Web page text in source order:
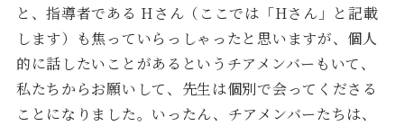
と、指導者である Hさん（ここでは「Hさん」と記載
します）も焦っていらっしゃったと思いますが、個人
的に話したいことがあるというチアメンバーもいて、
私たちからお願いして、先生は個別で会ってくださる
ことになりました。いったん、チアメンバーたちは、